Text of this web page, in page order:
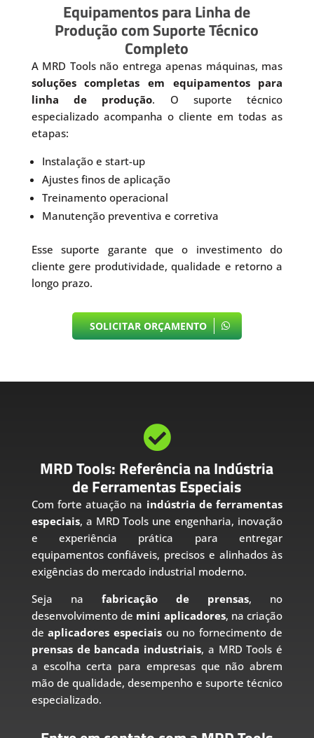
Equipamentos para Linha de
Produção com Suporte Técnico
Completo
A MRD Tools não entrega apenas máquinas, mas
soluções completas em equipamentos para
linha de produção. O suporte técnico
especializado acompanha o cliente em todas as
etapas:
Instalação e start-up
Ajustes finos de aplicação
Treinamento operacional
Manutenção preventiva e corretiva
Esse suporte garante que o investimento do
cliente gere produtividade, qualidade e retorno a
longo prazo.
SOLICITAR ORÇAMENTO

MRD Tools: Referência na Indústria
de Ferramentas Especiais
Com forte atuação na indústria de ferramentas
especiais, a MRD Tools une engenharia, inovação
e experiência prática para entregar
equipamentos confiáveis, precisos e alinhados às
exigências do mercado industrial moderno.
Seja na fabricação de prensas, no
desenvolvimento de mini aplicadores, na criação
deaplicadores especiaisou no fornecimento de
prensas de bancada industriais, a MRD Tools é
a escolha certa para empresas que não abrem
mão de qualidade, desempenho e suporte técnico
especializado.